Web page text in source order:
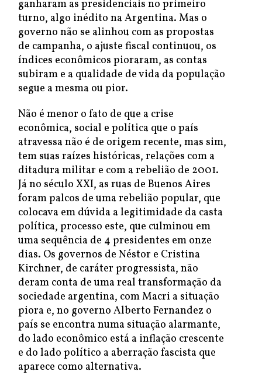
ganharam as presidenciais no primeiro
turno, algo inédito na Argentina. Mas o
governo não se alinhou com as propostas
de campanha, o ajuste fiscal continuou, os
índices econômicos pioraram, as contas
subiram e a qualidade de vida da população
segue a mesma ou pior.
Não é menor o fato de que a crise
econômica, social e política que o país
atravessa não é de origem recente, mas sim,
tem suas raízes históricas, relações com a
ditadura militar e com a rebelião de 2001.
Já no século XXI, as ruas de Buenos Aires
foram palcos de uma rebelião popular, que
colocava em dúvida a legitimidade da casta
política, processo este, que culminou em
uma sequência de 4 presidentes em onze
dias. Os governos de Néstor e Cristina
Kirchner, de caráter progressista, não
deram conta de uma real transformação da
sociedade argentina, com Macri a situação
piora e, no governo Alberto Fernandez o
país se encontra numa situação alarmante,
do lado econômico está a inflação crescente
e do lado político a aberração fascista que
aparece como alternativa.